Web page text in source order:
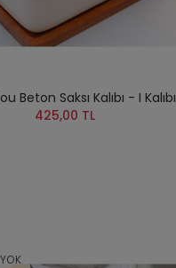
Beton Saksı Kalıbı - I Kalıbı
425,00 TL